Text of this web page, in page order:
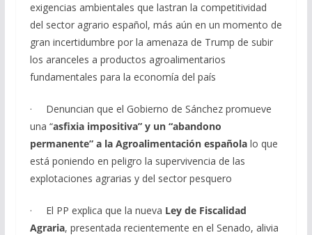
exigencias ambientales que lastran la competitividad
del sector agrario español, más aún en un momento de
gran incertidumbre por la amenaza de Trump de subir
los aranceles a productos agroalimentarios
fundamentales para la economía del país
· Denuncian que el Gobierno de Sánchez promueve
una “asfixia impositiva” y un “abandono
permanente” a la Agroalimentación españolalo que
está poniendo en peligro la supervivencia de las
explotaciones agrarias y del sector pesquero
· El PP explica que la nueva Ley de Fiscalidad
Agraria, presentada recientemente en el Senado, alivia